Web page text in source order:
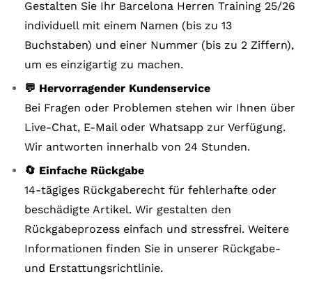
Gestalten Sie Ihr Barcelona Herren Training 25/26
individuell mit einem Namen (bis zu 13
Buchstaben) und einer Nummer (bis zu 2 Ziffern),
um es einzigartig zu machen.
💬 Hervorragender Kundenservice
Bei Fragen oder Problemen stehen wir Ihnen über
Live-Chat, E-Mail oder Whatsapp zur Verfügung.
Wir antworten innerhalb von 24 Stunden.
🔄 Einfache Rückgabe
14-tägiges Rückgaberecht für fehlerhafte oder
beschädigte Artikel. Wir gestalten den
Rückgabeprozess einfach und stressfrei. Weitere
Informationen finden Sie in unserer Rückgabe-
und Erstattungsrichtlinie.